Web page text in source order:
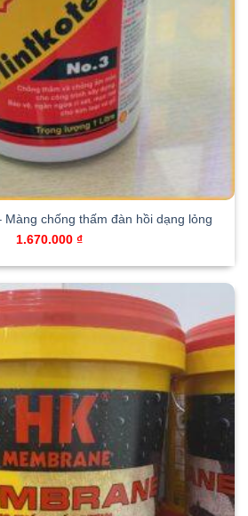
Màng chống thấm đàn hồi dạng lỏng
1.670.000 ₫